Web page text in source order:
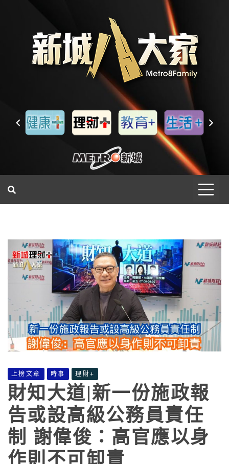
上榜文章 時事 理財+
財知大道|新一份施政報
告或設高級公務員責任
制 謝偉俊：高官應以身
作則不可卸責